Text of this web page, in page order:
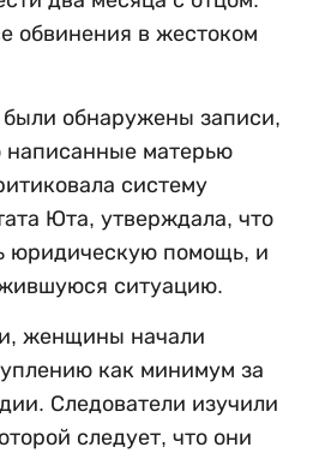
обвинения в жестоком
обнаружены записи,
написанные матерью
систему
Юта, утверждала, что
юридическую помощь, и
ситуацию.
женщины начали
как минимум за
Следователи изучили
следует, что они